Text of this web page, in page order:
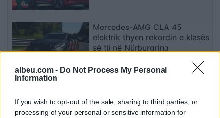
albeu.com - Do Not Process My Personal
Information
If you wish to opt-out of the sale, sharing to third parties, or
processing of your personal or sensitive information for
Mercedes-AMG CLA 45
elektrik thyen rekordin e klasës
së tij në Nürburgring
në motin hapësinor dhe Tokë